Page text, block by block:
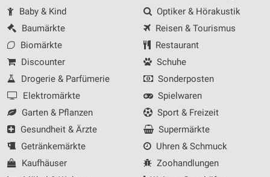
Baby & Kind
Baumärkte
Biomärkte
Discounter
Drogerie & Parfümerie
Elektromärkte
Garten & Pflanzen
Gesundheit & Ärzte
Getränkemärkte
Kaufhäuser
Optiker & Hörakustik
Reisen & Tourismus
Restaurant
Schuhe
Sonderposten
Spielwaren
Sport & Freizeit
Supermärkte
Uhren & Schmuck
Zoohandlungen